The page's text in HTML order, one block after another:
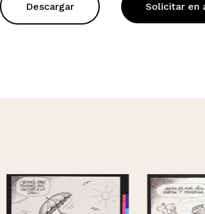
Descargar Solicitar en